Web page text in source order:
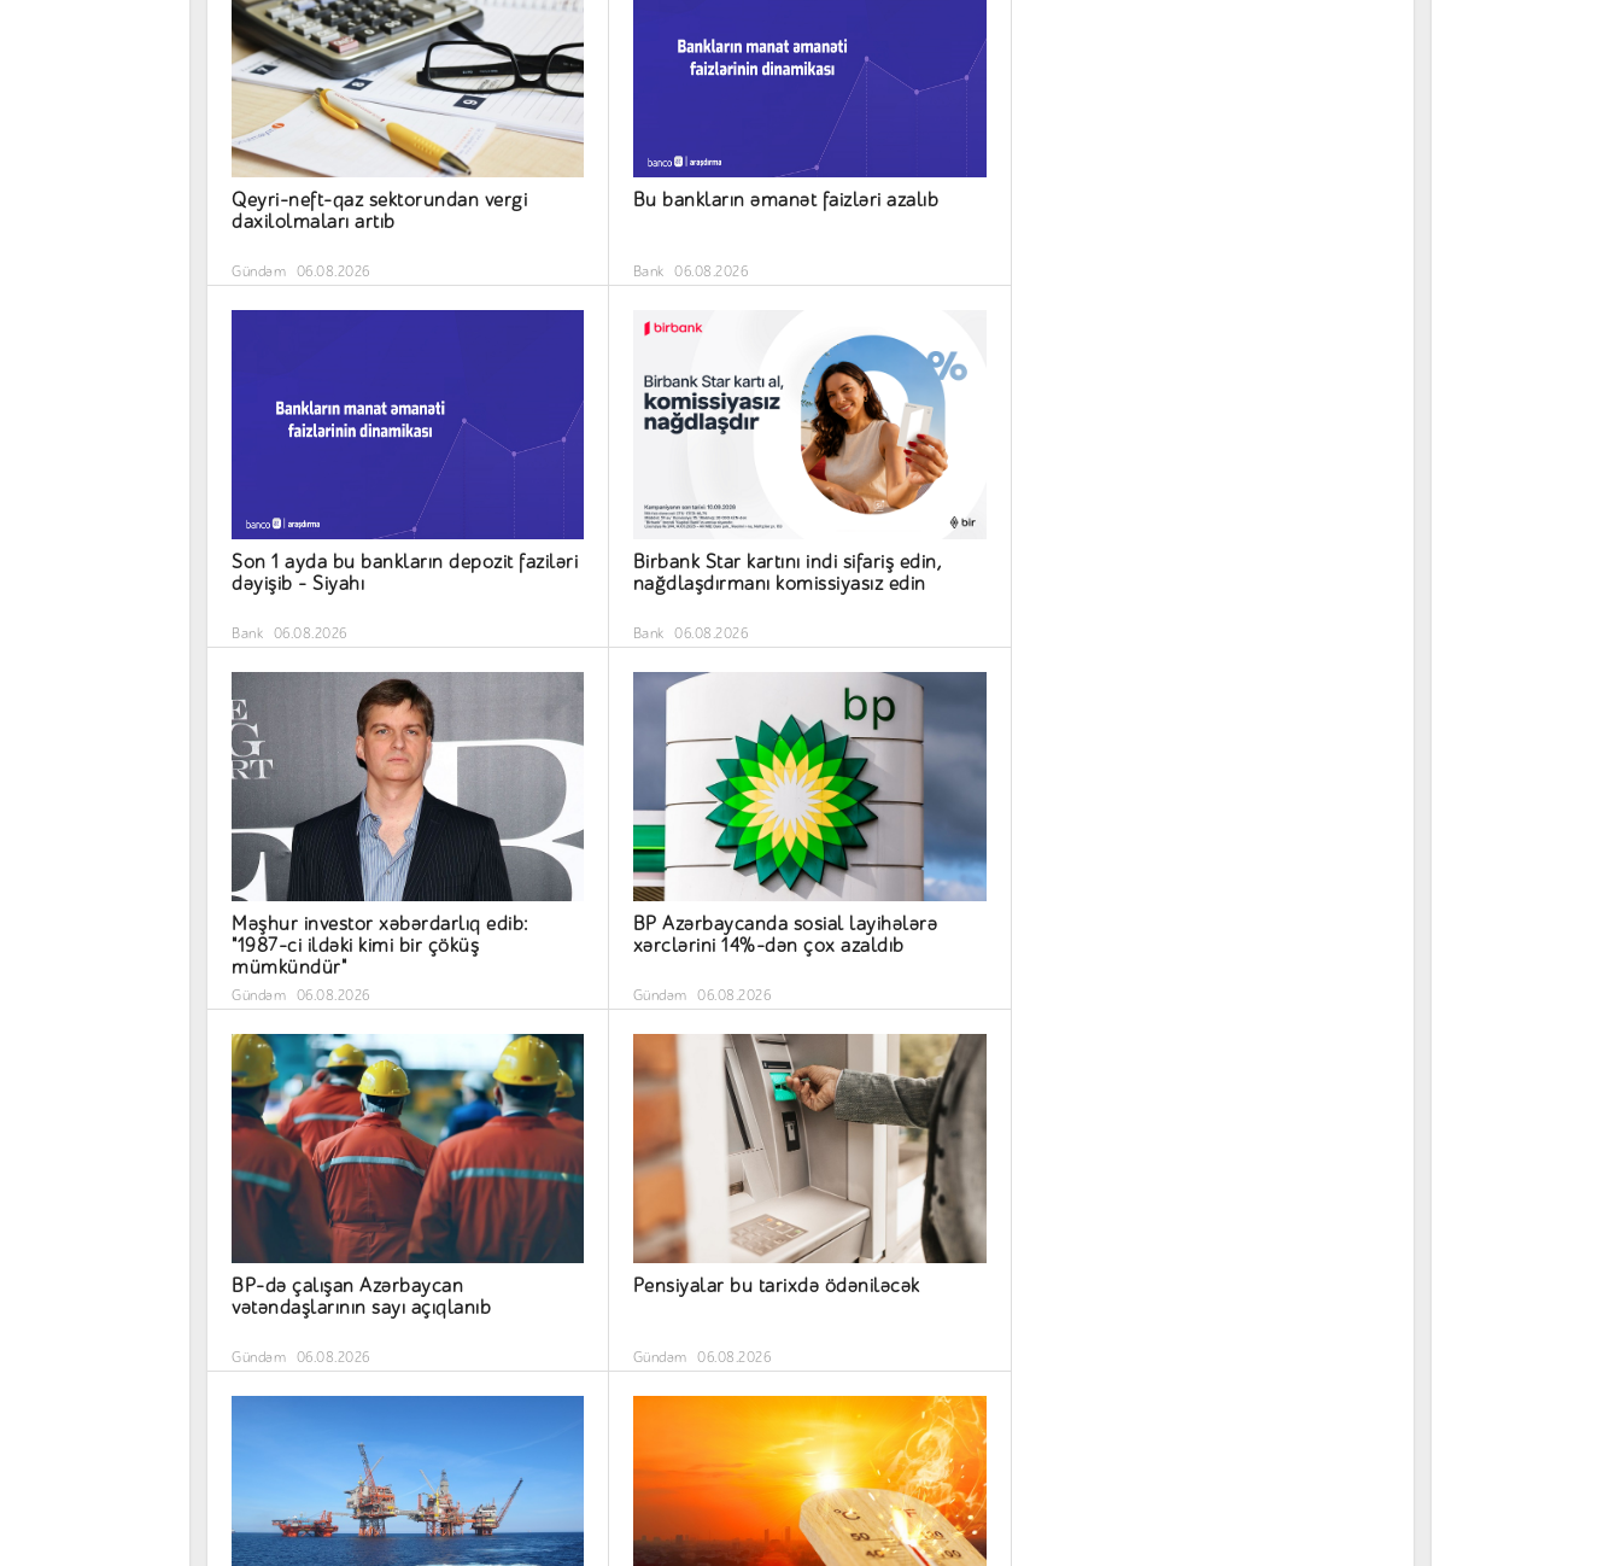
Qeyri-neft-qaz sektorundan vergi
daxilolmaları artıb
Gündəm 06.08.2026
Bu bankların əmanət faizləri azalıb
Bank 06.08.2026
Son 1 ayda bu bankların depozit faziləri
dəyişib – Siyahı
Bank 06.08.2026
Birbank Star kartını indi sifariş edin,
nağdlaşdırmanı komissiyasız edin
Bank 06.08.2026
Məşhur investor xəbərdarlıq edib:
"1987-ci ildəki kimi bir çöküş
mümkündür"
Gündəm 06.08.2026
BP Azərbaycanda sosial layihələrə
xərclərini 14%-dən çox azaldıb
Gündəm 06.08.2026
BP-də çalışan Azərbaycan
vətəndaşlarının sayı açıqlanıb
Gündəm 06.08.2026
Pensiyalar bu tarixdə ödəniləcək
Gündəm 06.08.2026